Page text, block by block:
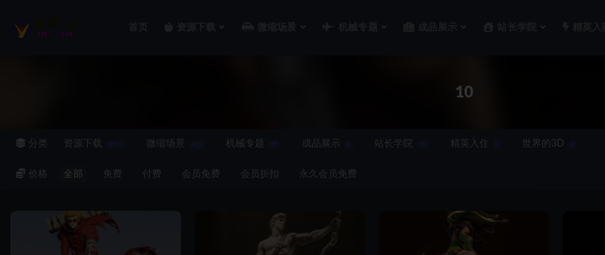
10
分类 资源下载 4917 微缩场景 423 机械专题 95 成品展示 站长学院 98 精英入住 世界的3D 2
价格 全部 免费 付费 会员免费 会员折扣 永久会员免费